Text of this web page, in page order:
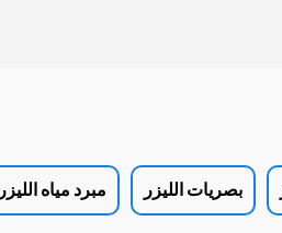
بصريات الليزر مبرد مياه الليزر